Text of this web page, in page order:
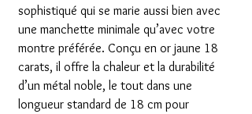
sophistiqué qui se marie aussi bien avec
une manchette minimale qu’avec votre
montre préférée. Conçu en or jaune 18
carats, il offre la chaleur et la durabilité
d’un métal noble, le tout dans une
longueur standard de 18 cm pour